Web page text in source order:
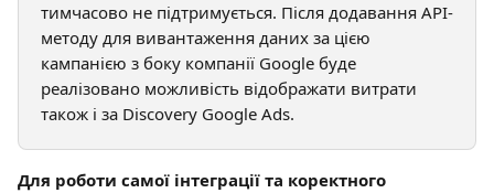
тимчасово не підтримується. Після додавання API-
методу для вивантаження даних за цією
кампанією з боку компанії Google буде
реалізовано можливість відображати витрати
також і за Discovery Google Ads.
Для роботи самої інтеграції та коректного